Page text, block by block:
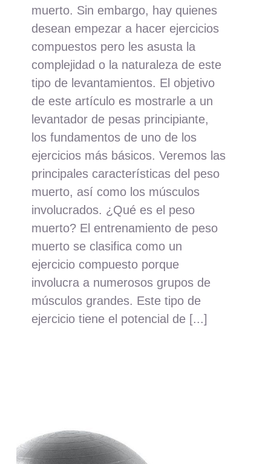
muerto. Sin embargo, hay quienes
desean empezar a hacer ejercicios
compuestos pero les asusta la
complejidad o la naturaleza de este
tipo de levantamientos. El objetivo
de este artículo es mostrarle a un
levantador de pesas principiante,
los fundamentos de uno de los
ejercicios más básicos. Veremos las
principales características del peso
muerto, así como los músculos
involucrados. ¿Qué es el peso
muerto? El entrenamiento de peso
muerto se clasifica como un
ejercicio compuesto porque
involucra a numerosos grupos de
músculos grandes. Este tipo de
ejercicio tiene el potencial de [...]